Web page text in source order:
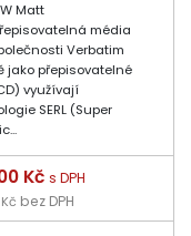
Matt
média
Verbatim
jako přepisovatelné
využívají
SERL (Super
Kč s DPH
bez DPH